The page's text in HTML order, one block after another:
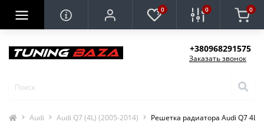
0 0 0
+380968291575
Заказать звонок
Audi Audi Q7 (4L) (2005-2014) Решетка радиатора Audi Q7 4L